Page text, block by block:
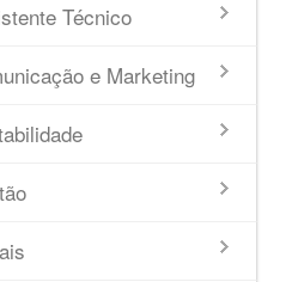
Técnico
e Marketing